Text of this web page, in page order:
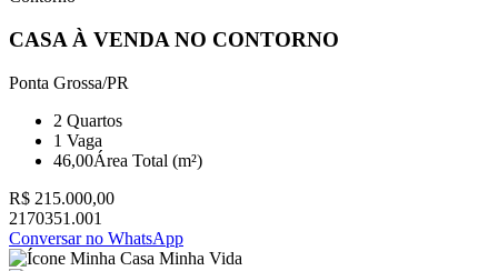
CASA À VENDA NO CONTORNO
Ponta Grossa/PR
2 Quartos
1 Vaga
46,00Área Total (m²)
R$ 215.000,00
2170351.001
Conversar no WhatsApp